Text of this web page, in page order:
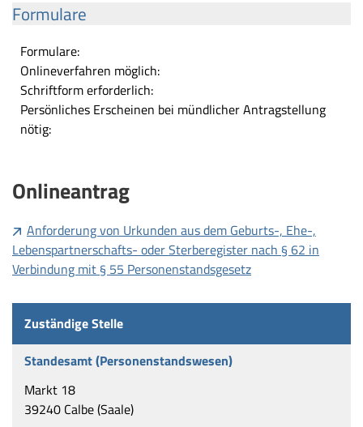
Formulare
Formulare:
Onlineverfahren möglich:
Schriftform erforderlich:
Persönliches Erscheinen bei mündlicher Antragstellung
nötig:
Onlineantrag
Anforderung von Urkunden aus dem Geburts-, Ehe-,
Lebenspartnerschafts- oder Sterberegister nach § 62 in
Verbindung mit § 55 Personenstandsgesetz
Zuständige Stelle
Standesamt (Personenstandswesen)
Markt 18
39240 Calbe (Saale)